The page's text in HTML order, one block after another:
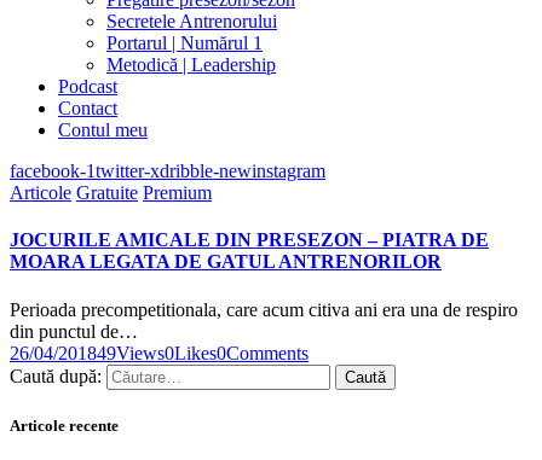
Secretele Antrenorului
Portarul | Numărul 1
Metodică | Leadership
Podcast
Contact
Contul meu
facebook-1twitter-xdribble-newinstagram
Articole Gratuite Premium
JOCURILE AMICALE DIN PRESEZON – PIATRA DE
MOARA LEGATA DE GATUL ANTRENORILOR
Perioada precompetitionala, care acum citiva ani era una de respiro
din punctul de…
26/04/201849Views0Likes0Comments
Caută după:
Articole recente